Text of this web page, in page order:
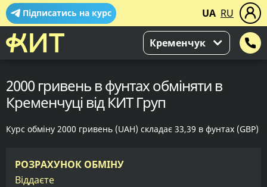
Підписатись на курс UA RU
Кременчук
2000 гривень в фунтах обміняти в
Кременчуці від КИТ Груп
Курс обміну 2000 гривень (UAH) складає 33,39 в фунтах (GBP)
РОЗРАХУНОК ОБМІНУ
Віддаєте